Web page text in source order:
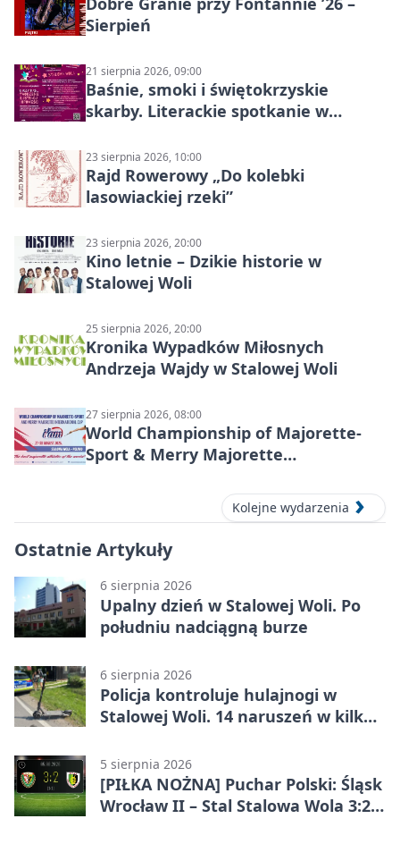
Sierpień
21 sierpnia 2026, 09:00
Baśnie, smoki i świętokrzyskie
skarby. Literackie spotkanie w
23 sierpnia 2026, 10:00
Rajd Rowerowy „Do kolebki
lasowiackiej rzeki”
23 sierpnia 2026, 20:00
Kino letnie – Dzikie historie w
Stalowej Woli
25 sierpnia 2026, 20:00
Kronika Wypadków Miłosnych
Andrzeja Wajdy w Stalowej Woli
27 sierpnia 2026, 08:00
World Championship of Majorette-
Sport & Merry Majorette
Kolejne wydarzenia
Ostatnie Artykuły
6 sierpnia 2026
Upalny dzień w Stalowej Woli. Po
południu nadciągną burze
6 sierpnia 2026
Policja kontroluje hulajnogi w
Stalowej Woli. 14 naruszeń w kilka
5 sierpnia 2026
[PIŁKA NOŻNA] Puchar Polski: Śląsk
Wrocław II – Stal Stalowa Wola 3:2